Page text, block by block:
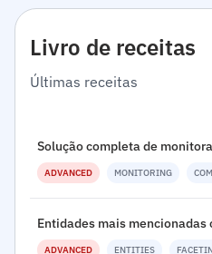
Livro de receitas
Últimas receitas
Solução completa de
ADVANCED MONITORING
Entidades mais
ADVANCED ENTITIES